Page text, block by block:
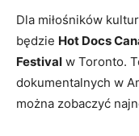
Dla miłośników
będzie Hot​ Docs
Festival w Toronto.
dokumentalnych w
można zobaczyć